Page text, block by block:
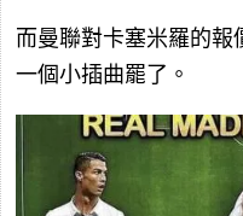
而曼聯對卡塞米羅的報
一個小插曲罷了。